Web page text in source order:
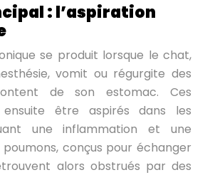
: l’aspiration
se produit lorsque le chat,
vomit ou régurgite des
de son estomac. Ces
être aspirés dans les
une inflammation et une
conçus pour échanger
alors obstrués par des